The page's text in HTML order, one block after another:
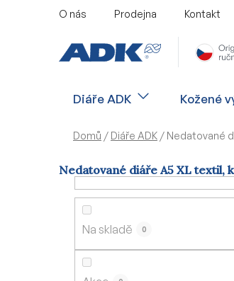
O nás Prodejna Kontakt
Diáře ADK Kožené
Domů / Diáře ADK / Nedatované
Nedatované diáře A5 XL textil,
Na skladě 0